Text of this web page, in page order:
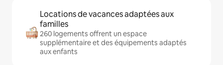
Locations de vacances adaptées aux
familles
260 logements offrent un espace
supplémentaire et des équipements adaptés
aux enfants